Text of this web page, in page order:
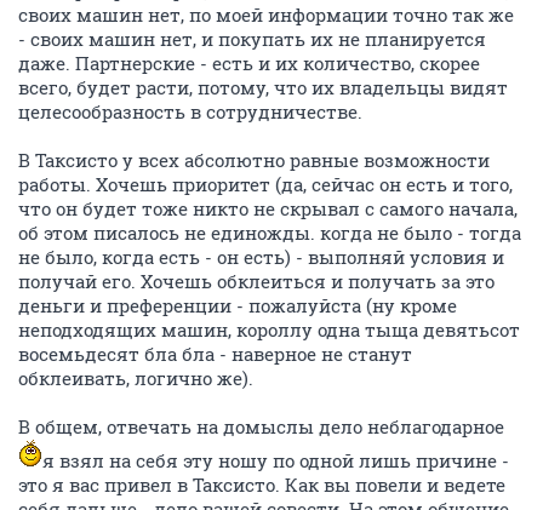
своих машин нет, по моей информации точно так же
- своих машин нет, и покупать их не планируется
даже. Партнерские - есть и их количество, скорее
всего, будет расти, потому, что их владельцы видят
целесообразность в сотрудничестве.
В Таксисто у всех абсолютно равные возможности
работы. Хочешь приоритет (да, сейчас он есть и того,
что он будет тоже никто не скрывал с самого начала,
об этом писалось не единожды. когда не было - тогда
не было, когда есть - он есть) - выполняй условия и
получай его. Хочешь обклеиться и получать за это
деньги и преференции - пожалуйста (ну кроме
неподходящих машин, короллу одна тыща девятьсот
восемьдесят бла бла - наверное не станут
обклеивать, логично же).
В общем, отвечать на домыслы дело неблагодарное
я взял на себя эту ношу по одной лишь причине -
это я вас привел в Таксисто. Как вы повели и ведете